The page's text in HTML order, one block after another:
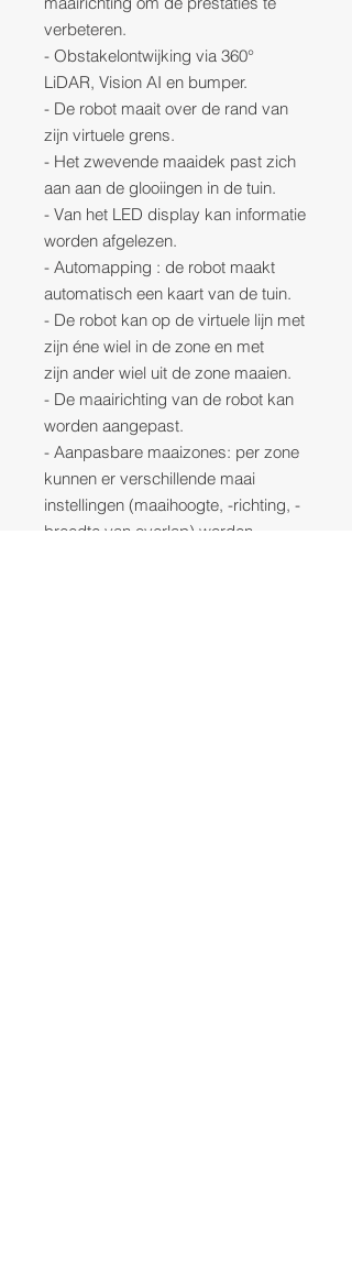
verbeteren.
- Obstakelontwijking via 360°
LiDAR, Vision AI en bumper.
- De robot maait over de rand van
zijn virtuele grens.
- Het zwevende maaidek past zich
aan aan de glooiingen in de tuin.
- Van het LED display kan informatie
worden afgelezen.
- Automapping : de robot maakt
automatisch een kaart van de tuin.
- De robot kan op de virtuele lijn met
zijn éne wiel in de zone en met
zijn ander wiel uit de zone maaien.
- De maairichting van de robot kan
worden aangepast.
- Aanpasbare maaizones: per zone
kunnen er verschillende maai
instellingen (maaihoogte, -richting, -
breedte van overlap) worden